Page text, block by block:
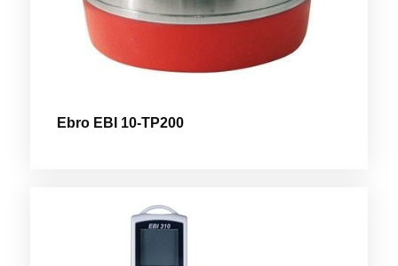
Ebro EBI 10-TP200